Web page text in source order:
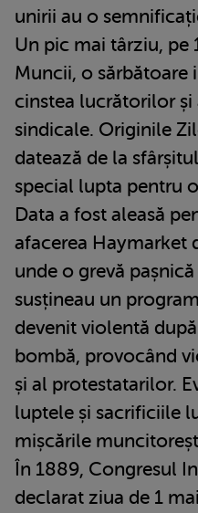
unirii au o
Un pic mai târziu, pe
Muncii, o sărbătoare
cinstea lucrătorilor și
sindicale. Originile
datează de la
special lupta pentru
Data a fost aleasă
afacerea Haymarket
unde o grevă
susțineau un
devenit violentă
bombă, provocând
și al protestatarilor.
luptele și sacrificiile
mișcările
În 1889, Congresul
declarat ziua de 1